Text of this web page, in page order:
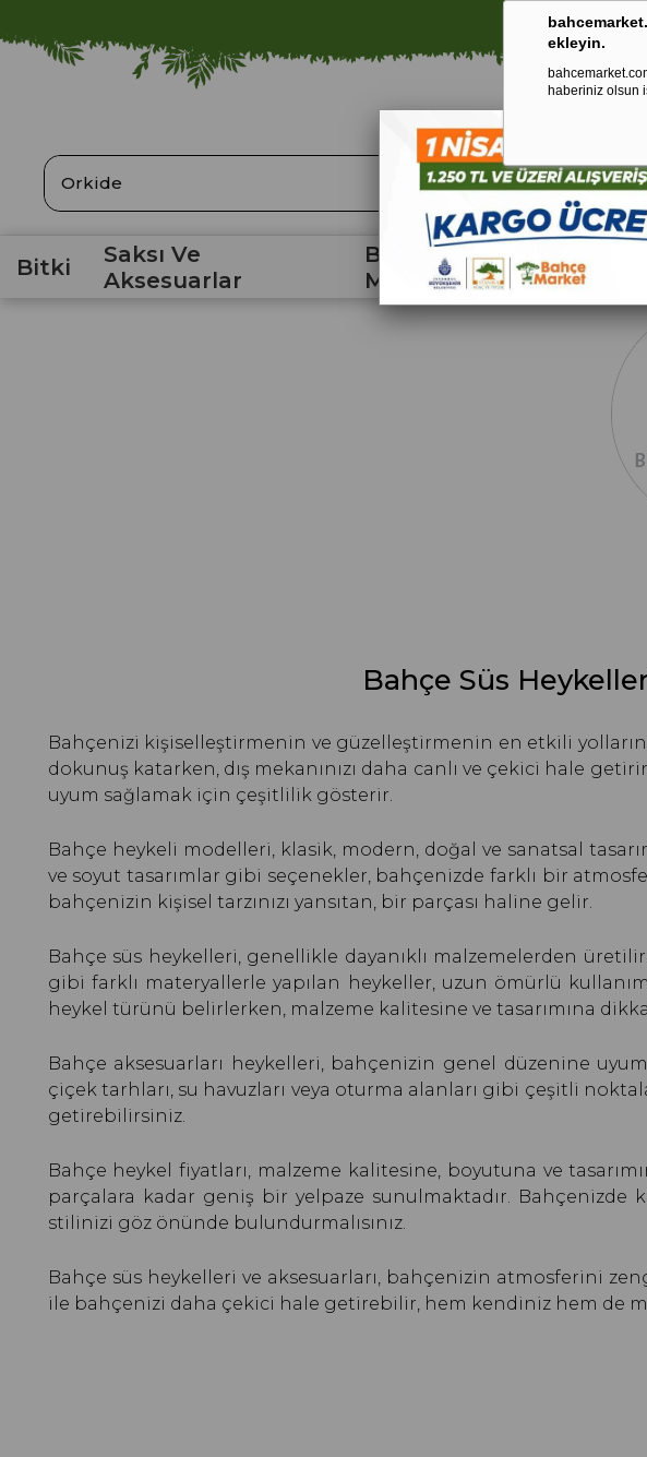
ekleyin.
haberiniz olsun
🚀 1250 TL
ARA
Bitki
Saksı Ve
Aksesuarlar
Bahçe
Malzemeleri
Bahçe Süs
Bahçenizi kişiselleştirmenin ve güzelleştirmenin en etkili
dokunuş katarken, dış mekanınızı daha canlı ve çekici hale
uyum sağlamak için çeşitlilik gösterir.
Bahçe heykeli modelleri, klasik, modern, doğal ve sanatsal
ve soyut tasarımlar gibi seçenekler, bahçenizde farklı bir
bahçenizin kişisel tarzınızı yansıtan, bir parçası haline gelir.
Bahçe süs heykelleri, genellikle dayanıklı malzemelerden
gibi farklı materyallerle yapılan heykeller, uzun ömürlü
heykel türünü belirlerken, malzeme kalitesine ve tasarımına
Bahçe aksesuarları heykelleri, bahçenizin genel düzenine
çiçek tarhları, su havuzları veya oturma alanları gibi çeşitli
getirebilirsiniz.
Bahçe heykel fiyatları, malzeme kalitesine, boyutuna ve
parçalara kadar geniş bir yelpaze sunulmaktadır. Bahçenizde
stilinizi göz önünde bulundurmalısınız.
Bahçe süs heykelleri ve aksesuarları, bahçenizin atmosferini
ile bahçenizi daha çekici hale getirebilir, hem kendiniz hem de